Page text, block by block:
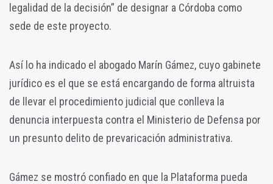
legalidad de la decisión” de designar a Córdoba como
sede de este proyecto.
Así lo ha indicado el abogado Marín Gámez, cuyo gabinete
jurídico es el que se está encargando de forma altruista
de llevar el procedimiento judicial que conlleva la
denuncia interpuesta contra el Ministerio de Defensa por
un presunto delito de prevaricación administrativa.
Gámez se mostró confiado en que la Plataforma pueda